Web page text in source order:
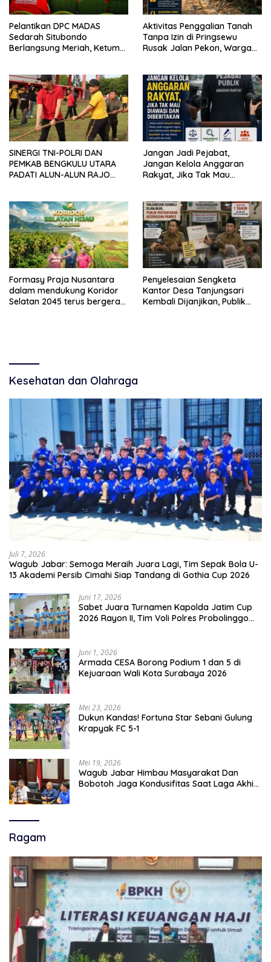
Pelantikan DPC MADAS
Sedarah Situbondo
Berlangsung Meriah, Ketum
Masyarakat
Aktivitas Penggalian Tanah
Tanpa Izin di Pringsewu
Rusak Jalan Pekon, Warga
SINERGI TNI-POLRI DAN
PEMKAB BENGKULU UTARA
PADATI ALUN-ALUN RAJO
Jangan Jadi Pejabat,
Jangan Kelola Anggaran
Rakyat, Jika Tak Mau
Formasy Praja Nusantara
dalam mendukung Koridor
Selatan 2045 terus bergerak
Penyelesaian Sengketa
Kantor Desa Tanjungsari
Kembali Dijanjikan, Publik
Kesehatan dan Olahraga
Juli 7, 2026
Wagub Jabar: Semoga Meraih Juara Lagi, Tim Sepak Bola U-
13 Akademi Persib Cimahi Siap Tandang di Gothia Cup 2026
Juni 17, 2026
Sabet Juara Turnamen Kapolda Jatim Cup
2026 Rayon II, Tim Voli Polres Probolinggo
Juni 1, 2026
Armada CESA Borong Podium 1 dan 5 di
Kejuaraan Wali Kota Surabaya 2026
Mei 23, 2026
Dukun Kandas! Fortuna Star Sebani Gulung
Krapyak FC 5-1
Mei 19, 2026
Wagub Jabar Himbau Masyarakat Dan
Bobotoh Jaga Kondusifitas Saat Laga Akhir
Ragam